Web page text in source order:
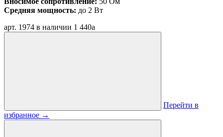
Средняя мощность: до 2 Вт
арт. 1974 в наличии 1 440a
Перейти в
избранное →